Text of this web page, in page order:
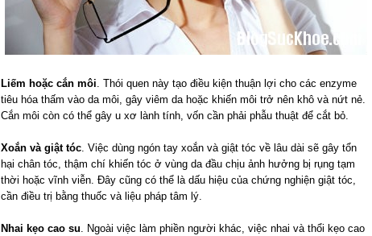
Liếm hoặc cắn môi . Thói quen này tạo điều kiện thuận lợi cho các enzyme
tiêu hóa thấm vào da môi, gây viêm da hoặc khiến môi trở nên khô và nứt nẻ.
Cắn môi còn có thể gây u xơ lành tính, vốn cần phải phẫu thuật để cắt bỏ.
Xoắn và giật tóc . Việc dùng ngón tay xoắn và giật tóc về lâu dài sẽ gây tổn
hại chân tóc, thậm chí khiến tóc ở vùng da đầu chịu ảnh hưởng bị rụng tạm
thời hoặc vĩnh viễn. Đây cũng có thể là dấu hiệu của chứng nghiện giật tóc,
cần điều trị bằng thuốc và liệu pháp tâm lý.
Nhai kẹo cao su . Ngoài việc làm phiền người khác, việc nhai và thổi kẹo cao